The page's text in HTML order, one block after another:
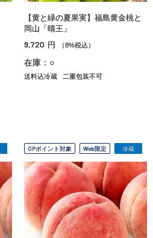
【黄と緑の夏果実】福島黄金桃と
岡山「晴王」
9,720 円 （8%税込）
在庫：○
送料込冷蔵 二重包装不可
OPポイント対象 Web限定 冷蔵